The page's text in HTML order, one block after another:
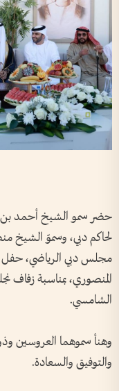
حضر سمو الشيخ أحمد بن
لحاكم دبي، وسموّ الشيخ
مجلس دبي الرياضي، حفل
المنصوري، بمناسبة
الشامسي.
وهنأ سموهما العروسين
والتوفيق والسعادة.